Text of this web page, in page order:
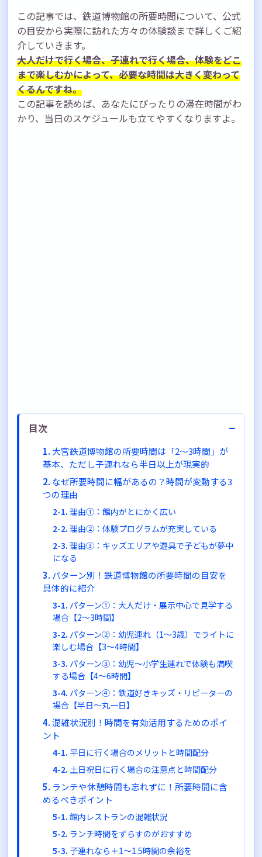
この記事では、鉄道博物館の所要時間について、公式
の目安から実際に訪れた方々の体験談まで詳しくご紹
介していきます。
大人だけで行く場合、子連れで行く場合、体験をどこ
まで楽しむかによって、必要な時間は大きく変わって
くるんですね。
この記事を読めば、あなたにぴったりの滞在時間がわ
かり、当日のスケジュールも立てやすくなりますよ。
目次 −
大宮鉄道博物館の所要時間は「2〜3時間」が
基本、ただし子連れなら半日以上が現実的
なぜ所要時間に幅があるの？時間が変動する3
つの理由
理由①：館内がとにかく広い
理由②：体験プログラムが充実している
理由③：キッズエリアや遊具で子どもが夢中
になる
パターン別！鉄道博物館の所要時間の目安を
具体的に紹介
パターン①：大人だけ・展示中心で見学する
場合【2〜3時間】
パターン②：幼児連れ（1〜3歳）でライトに
楽しむ場合【3〜4時間】
パターン③：幼児〜小学生連れで体験も満喫
する場合【4〜6時間】
パターン④：鉄道好きキッズ・リピーターの
場合【半日〜丸一日】
混雑状況別！時間を有効活用するためのポイ
ント
平日に行く場合のメリットと時間配分
土日祝日に行く場合の注意点と時間配分
ランチや休憩時間も忘れずに！所要時間に含
めるべきポイント
館内レストランの混雑状況
ランチ時間をずらすのがおすすめ
子連れなら＋1〜1.5時間の余裕を